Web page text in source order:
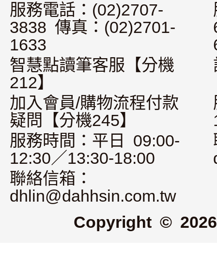
服務電話：(02)2707-
3838 傳真：(02)2701-
1633
智慧點讀筆客服【分機
212】
加入會員/購物流程付款
疑問【分機245】
服務時間：平日 09:00-
12:30／13:30-18:00
聯絡信箱：
dhlin@dahhsin.com.tw
Copyright ©